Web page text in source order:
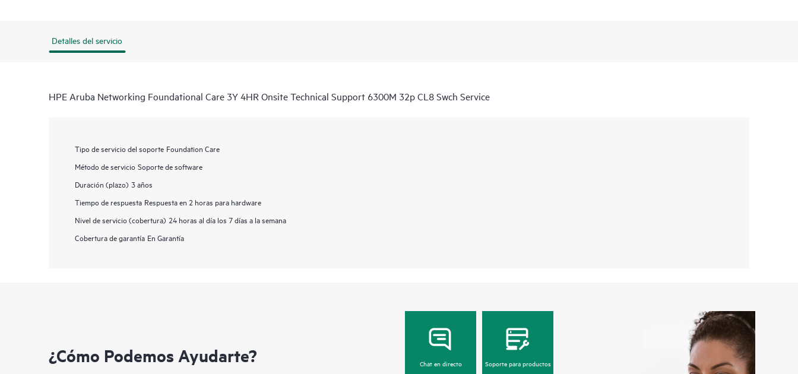
Detalles del servicio
HPE Aruba Networking Foundational Care 3Y 4HR Onsite Technical Support 6300M 32p CL8 Swch Service
Tipo de servicio del soporte Foundation Care
Método de servicio Soporte de software
Duración (plazo) 3 años
Tiempo de respuesta Respuesta en 2 horas para hardware
Nivel de servicio (cobertura) 24 horas al día los 7 días a la semana
Cobertura de garantía En Garantía
¿Cómo Podemos Ayudarte? Chat en directo Soporte para productos